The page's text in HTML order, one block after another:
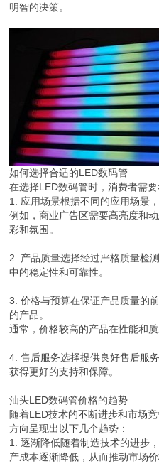
明智的决策。
如何选择合适的LED数码管
在选择LED数码管时，消费者需要
1. 应用场景根据不同的应用场景
例如，商业广告区需要高亮度和
彩和氛围。
2. 产品质量选择经过严格质量检
中的稳定性和可靠性。
3. 价格与预算在保证产品质量的
的产品。
通常，价格较高的产品在性能和质
4. 售后服务选择提供良好售后服
获得更好的支持和保障。
汕头LED数码管价格的趋势
随着LED技术的不断进步和市场
方向呈现出以下几个趋势：
1. 逐渐降低随着制造技术的进步
产成本逐渐降低，从而推动市场价